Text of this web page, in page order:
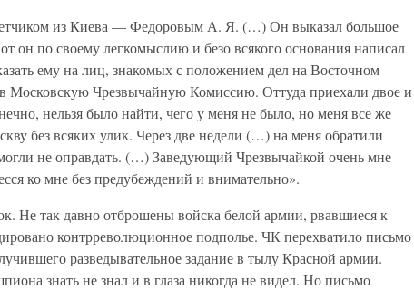
из Киева — Федоровым А. Я. (…) Он выказал большое
он по своему легкомыслию и безо всякого основания написал
ему на лиц, знакомых с положением дел на Восточном
Московскую Чрезвычайную Комиссию. Оттуда приехали двое и
нельзя было найти, чего у меня не было, но меня все же
без всяких улик. Через две недели (…) на меня обратили
не оправдать. (…) Заведующий Чрезвычайкой очень мне
ко мне без предубеждений и внимательно».
Не так давно отброшены войска белой армии, рвавшиеся к
контрреволюционное подполье. ЧК перехватило письмо
разведывательное задание в тылу Красной армии.
знать не знал и в глаза никогда не видел. Но письмо